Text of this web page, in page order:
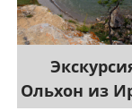
Ольхон из